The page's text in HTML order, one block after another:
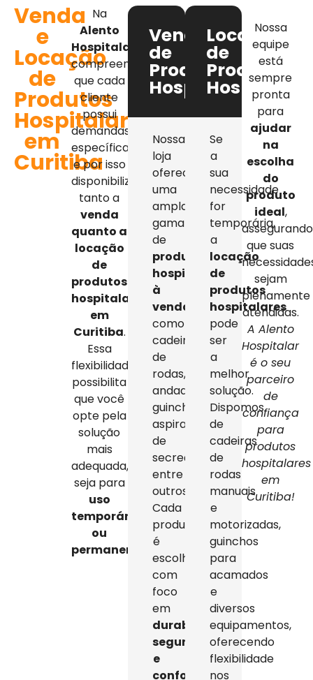
Venda
e
Locação
de
Produtos
Hospitalares
em
Curitiba
Na
Alento
Hospitalar
compreendemos
que cada
cliente
possui
demandas
específicas,
e por isso
disponibilizamos
tanto a
venda
quanto a
locação
de
produtos
hospitalares
em
Curitiba.
Essa
flexibilidade
possibilita
que você
opte pela
solução
mais
adequada,
seja para
uso
temporário
ou
permanente
Venda
de
Produtos
Hospitalares
Nossa
loja
oferece
uma
ampla
gama
de
produtos
hospitalares
à
venda
como
cadeiras
de
rodas,
andadores,
guinchos,
aspiradores
de
secreção,
entre
outros.
Cada
produto
é
escolhido
com
foco
em
durabilidade,
segurança
e
conforto
Locação
de
Produtos
Se
a
sua
necessidade
for
temporária,
a
locação
de
produtos
hospitalares
pode
ser
a
melhor
solução.
Dispomos
de
cadeiras
de
rodas
manuais
e
motorizadas,
guinchos
para
acamados
e
diversos
equipamentos,
oferecendo
flexibilidade
nos
Nossa
equipe
está
sempre
pronta
para
ajudar
na
escolha
do
produto
ideal,
assegurando
que suas
sejam
plenamente
atendidas.
A Alento
Hospitalar
é o seu
parceiro
de
confiança
para
produtos
hospitalares
em
Curitiba!